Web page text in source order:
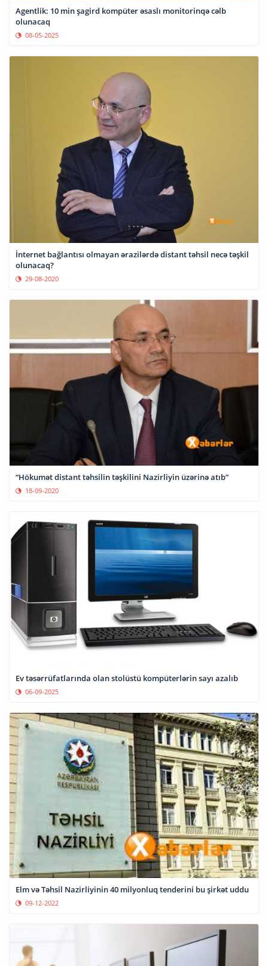
Agentlik: 10 min şagird kompüter əsaslı monitorinqə cəlb
olunacaq
08-05-2025
İnternet bağlantısı olmayan ərazilərdə distant təhsil necə təşkil
olunacaq?
29-08-2020
“Hökumət distant təhsilin təşkilini Nazirliyin üzərinə atıb”
18-09-2020
Ev təsərrüfatlarında olan stolüstü kompüterlərin sayı azalıb
06-09-2025
Elm və Təhsil Nazirliyinin 40 milyonluq tenderini bu şirkət uddu
09-12-2022